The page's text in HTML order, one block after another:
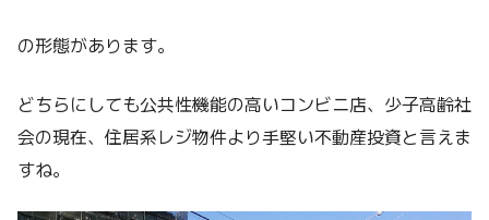
の形態があります。
どちらにしても公共性機能の高いコンビニ店、少子高齢社
会の現在、住居系レジ物件より手堅い不動産投資と言えま
すね。